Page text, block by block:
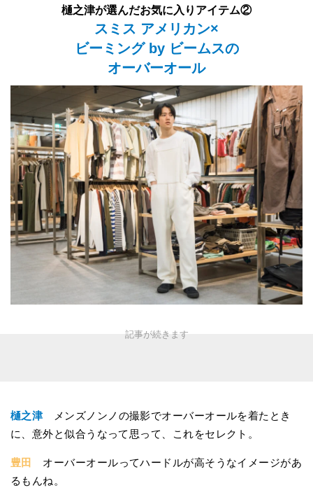
樋之津が選んだお気に入りアイテム②
スミス アメリカン×
ビーミング by ビームスの
オーバーオール
樋之津メンズノンノの撮影でオーバーオールを着たとき
に、意外と似合うなって思って、これをセレクト。
豊田
オーバーオールってハードルが高そうなイメージがあ
るもんね。